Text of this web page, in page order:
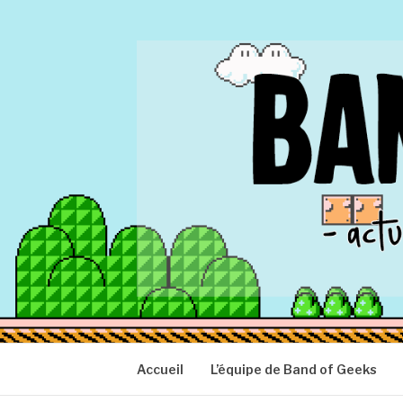
BAND OF
Actu Geek d'hier et d'aujourd'hui
Accueil L’équipe de Band of Geeks